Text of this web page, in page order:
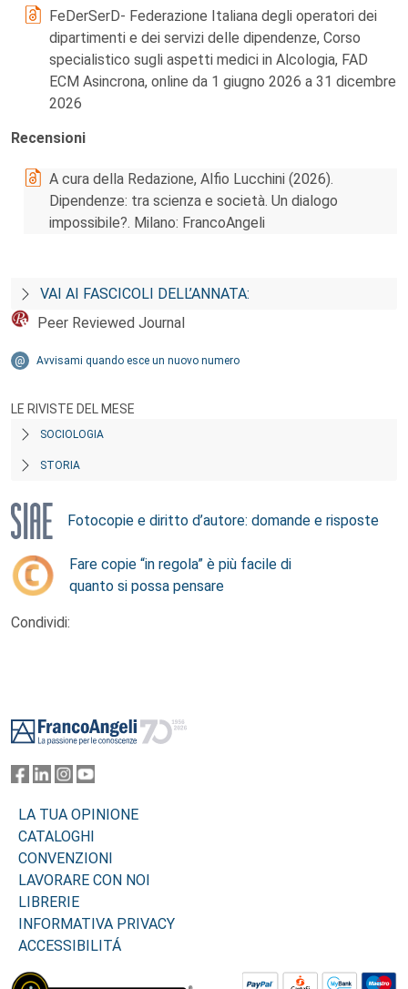
FeDerSerD- Federazione Italiana degli operatori dei
dipartimenti e dei servizi delle dipendenze, Corso
specialistico sugli aspetti medici in Alcologia, FAD
ECM Asincrona, online da 1 giugno 2026 a 31 dicembre
2026
Recensioni
A cura della Redazione, Alfio Lucchini (2026).
Dipendenze: tra scienza e società. Un dialogo
impossibile?. Milano: FrancoAngeli
VAI AI FASCICOLI DELL’ANNATA:
Peer Reviewed Journal
Avvisami quando esce un nuovo numero
LE RIVISTE DEL MESE
SOCIOLOGIA
STORIA
Fotocopie e diritto d’autore: domande e risposte
Fare copie “in regola” è più facile di
quanto si possa pensare
Condividi:
LA TUA OPINIONE
CATALOGHI
CONVENZIONI
LAVORARE CON NOI
LIBRERIE
INFORMATIVA PRIVACY
ACCESSIBILITÁ